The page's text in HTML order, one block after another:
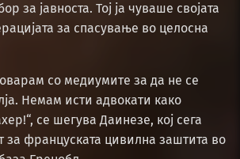
за јавноста. Тој ја чуваше својата
за спасување во целосна
со медиумите за да не се
Немам исти адвокати како
се шегува Даинезе, кој сега
за француската цивилна заштита во